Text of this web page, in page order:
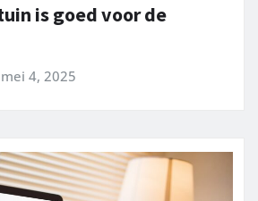
is goed voor de
mei 4, 2025